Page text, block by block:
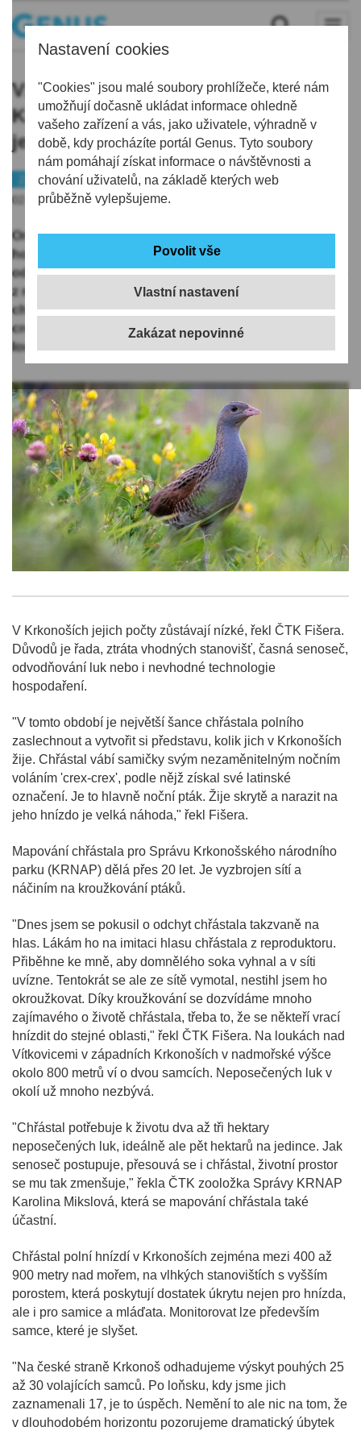
Nastavení cookies
"Cookies" jsou malé soubory prohlížeče, které nám
umožňují dočasně ukládat informace ohledně
vašeho zařízení a vás, jako uživatele, výhradně v
době, kdy procházíte portál Genus. Tyto soubory
nám pomáhají získat informace o návštěvnosti a
chování uživatelů, na základě kterých web
průběžně vylepšujeme.
Vlastní nastavení
Vzácný chřástal polní čelí v
Krkonoších úbytku vhodných míst,
jeho počty jsou nízké
Příroda
Zajímavosti
02.07.2025 | 14:36
Ornitolog Jaroslav Fišera jde najisto. Neposečenou
horskou loukou si za soumraku razí cestu do míst,
odkud se ozývá opakované volání typické pro jednoho
z nejohroženějších ptáků krkonošské přírody,
chřástala polního. Z reproduktoru, který drží, zní "crex-
crex", tedy imitace volání tohoto plachého a na
loukách skrytě žijícího ptáka. A chřástal odpovídá.
V Krkonoších jejich počty zůstávají nízké, řekl ČTK Fišera.
Důvodů je řada, ztráta vhodných stanovišť, časná senoseč,
odvodňování luk nebo i nevhodné technologie
hospodaření.
"V tomto období je největší šance chřástala polního
zaslechnout a vytvořit si představu, kolik jich v Krkonoších
žije. Chřástal vábí samičky svým nezaměnitelným nočním
voláním 'crex-crex', podle nějž získal své latinské
označení. Je to hlavně noční pták. Žije skrytě a narazit na
jeho hnízdo je velká náhoda," řekl Fišera.
Mapování chřástala pro Správu Krkonošského národního
parku (KRNAP) dělá přes 20 let. Je vyzbrojen sítí a
náčiním na kroužkování ptáků.
"Dnes jsem se pokusil o odchyt chřástala takzvaně na
hlas. Lákám ho na imitaci hlasu chřástala z reproduktoru.
Přiběhne ke mně, aby domnělého soka vyhnal a v síti
uvízne. Tentokrát se ale ze sítě vymotal, nestihl jsem ho
okroužkovat. Díky kroužkování se dozvídáme mnoho
zajímavého o životě chřástala, třeba to, že se někteří vrací
hnízdit do stejné oblasti," řekl ČTK Fišera. Na loukách nad
Vítkovicemi v západních Krkonoších v nadmořské výšce
okolo 800 metrů ví o dvou samcích. Neposečených luk v
okolí už mnoho nezbývá.
"Chřástal potřebuje k životu dva až tři hektary
neposečených luk, ideálně ale pět hektarů na jedince. Jak
senoseč postupuje, přesouvá se i chřástal, životní prostor
se mu tak zmenšuje," řekla ČTK zooložka Správy KRNAP
Karolina Mikslová, která se mapování chřástala také
účastní.
Chřástal polní hnízdí v Krkonoších zejména mezi 400 až
900 metry nad mořem, na vlhkých stanovištích s vyšším
porostem, která poskytují dostatek úkrytu nejen pro hnízda,
ale i pro samice a mláďata. Monitorovat lze především
samce, které je slyšet.
"Na české straně Krkonoš odhadujeme výskyt pouhých 25
až 30 volajících samců. Po loňsku, kdy jsme jich
zaznamenali 17, je to úspěch. Nemění to ale nic na tom, že
v dlouhodobém horizontu pozorujeme dramatický úbytek